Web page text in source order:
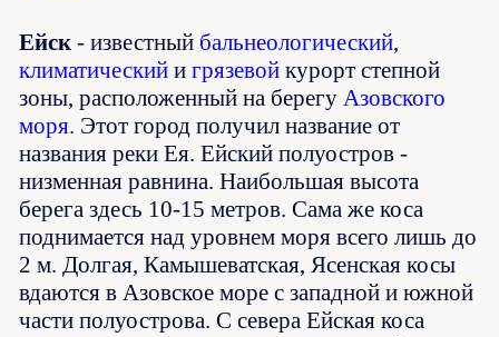
Ейск - известный бальнеологический,
климатический игрязевой курорт степной
зоны, расположенный на берегуАзовского
моря. Этот город получил название от
названия реки Ея. Ейский полуостров -
низменная равнина. Наибольшая высота
берега здесь 10-15 метров. Сама же коса
поднимается над уровнем моря всего лишь до
2 м. Долгая, Камышеватская, Ясенская косы
вдаются в Азовское море с западной и южной
части полуострова. С севера Ейская коса